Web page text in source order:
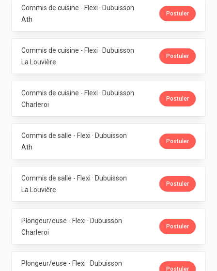
Commis de cuisine - Flexi · Dubuisson
Ath
Postuler
Commis de cuisine - Flexi · Dubuisson
La Louvière
Postuler
Commis de cuisine - Flexi · Dubuisson
Charleroi
Postuler
Commis de salle - Flexi · Dubuisson
Ath
Postuler
Commis de salle - Flexi · Dubuisson
La Louvière
Postuler
Plongeur/euse - Flexi · Dubuisson
Charleroi
Postuler
Plongeur/euse - Flexi · Dubuisson
Postuler